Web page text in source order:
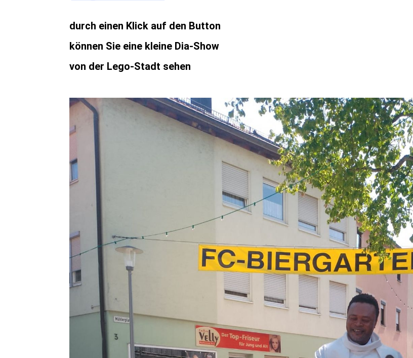
durch einen Klick auf den Button
können Sie eine kleine Dia-Show
von der Lego-Stadt sehen